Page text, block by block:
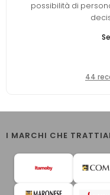
possibilità di
44
I MARCHI CHE